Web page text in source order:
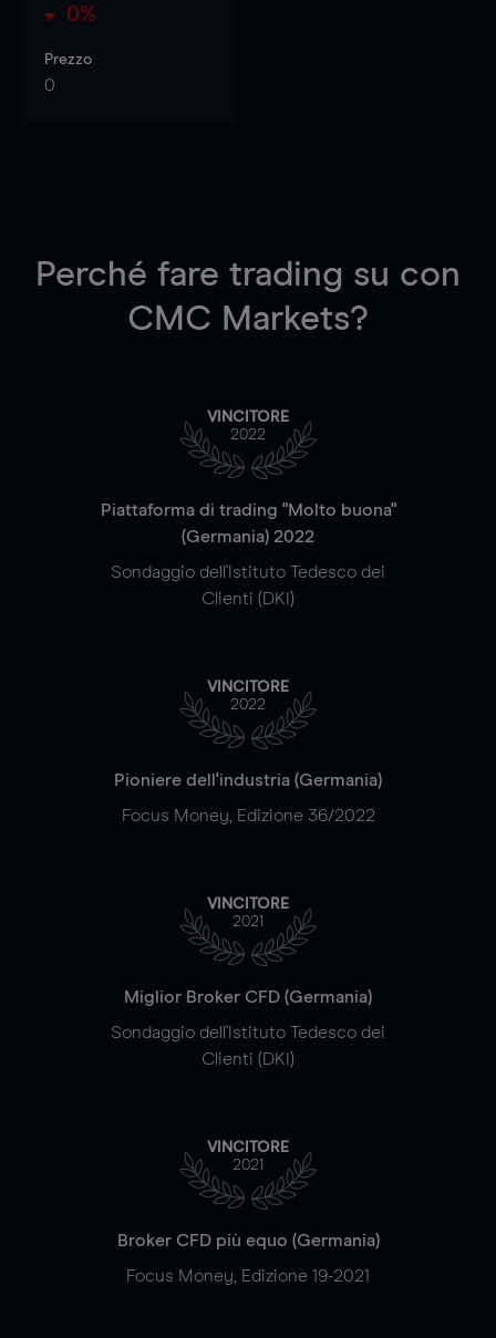
0%
Prezzo
0
Perché fare trading su con
CMC Markets?
VINCITORE
2022
Piattaforma di trading "Molto buona"
(Germania) 2022
Sondaggio dell'Istituto Tedesco dei
Clienti (DKI)
VINCITORE
2022
Pioniere dell'industria (Germania)
Focus Money, Edizione 36/2022
VINCITORE
2021
Miglior Broker CFD (Germania)
Sondaggio dell'Istituto Tedesco dei
Clienti (DKI)
VINCITORE
2021
Broker CFD più equo (Germania)
Focus Money, Edizione 19-2021